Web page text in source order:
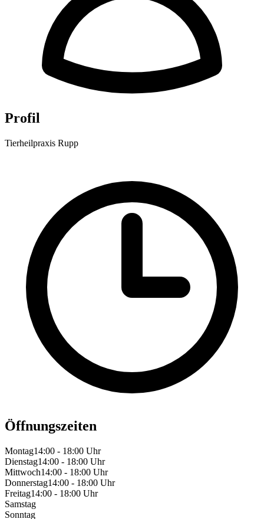
Profil
Tierheilpraxis Rupp
Öffnungszeiten
Montag14:00 - 18:00 Uhr
Dienstag14:00 - 18:00 Uhr
Mittwoch14:00 - 18:00 Uhr
Donnerstag14:00 - 18:00 Uhr
Freitag14:00 - 18:00 Uhr
Samstag
Sonntag